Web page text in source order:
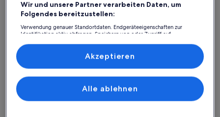
Wir und unsere Partner verarbeiten Daten, um
Folgendes bereitzustellen:
Verwendung genauer Standortdaten. Endgeräteeigenschaften zur
Identifikation aktiv abfragen. Speichern von oder Zugriff auf
Inhalte, Messung von Werbeleistung und der Performance von Inhalten,
Zielgruppenforschung sowie Entwicklung und Verbesserung von
Liste der Partner (Lieferanten)
Alle ablehnen
Akzeptieren